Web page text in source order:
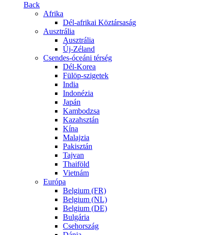
Back
Afrika
Dél-afrikai Köztársaság
Ausztrália
Ausztrália
Új-Zéland
Csendes-óceáni térség
Dél-Korea
Fülöp-szigetek
India
Indonézia
Japán
Kambodzsa
Kazahsztán
Kína
Malajzia
Pakisztán
Tajvan
Thaiföld
Vietnám
Európa
Belgium (FR)
Belgium (NL)
Belgium (DE)
Bulgária
Csehország